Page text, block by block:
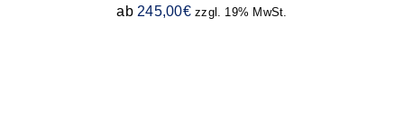
ab 245,00€ zzgl. 19% MwSt.